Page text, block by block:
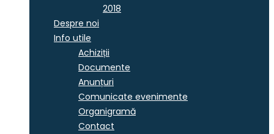
2018
Despre noi
Info utile
Achiziții
Documente
Anunțuri
Comunicate evenimente
Organigramă
Contact